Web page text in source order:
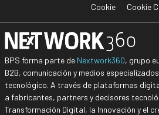
Cookie
Cookie
BPS forma parte de Nextwork360, grupo
B2B, comunicación y medios
tecnológico. A través de plataformas
a fabricantes, partners y decisores
Transformación Digital, la Innovación y el